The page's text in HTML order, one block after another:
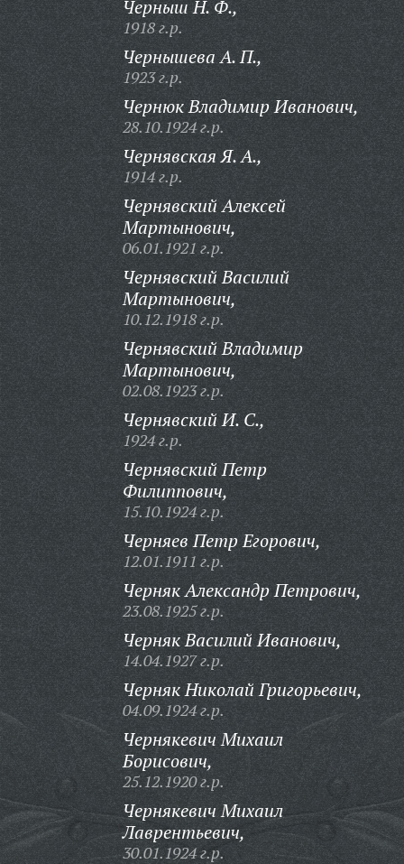
Черныш Н. Ф.,
1918 г.р.
Чернышева А. П.,
1923 г.р.
Чернюк Владимир Иванович,
28.10.1924 г.р.
Чернявская Я. А.,
1914 г.р.
Чернявский Алексей
Мартынович,
06.01.1921 г.р.
Чернявский Василий
Мартынович,
10.12.1918 г.р.
Чернявский Владимир
Мартынович,
02.08.1923 г.р.
Чернявский И. С.,
1924 г.р.
Чернявский Петр
Филиппович,
15.10.1924 г.р.
Черняев Петр Егорович,
12.01.1911 г.р.
Черняк Александр Петрович,
23.08.1925 г.р.
Черняк Василий Иванович,
14.04.1927 г.р.
Черняк Николай Григорьевич,
04.09.1924 г.р.
Чернякевич Михаил
Борисович,
25.12.1920 г.р.
Чернякевич Михаил
Лаврентьевич,
30.01.1924 г.р.